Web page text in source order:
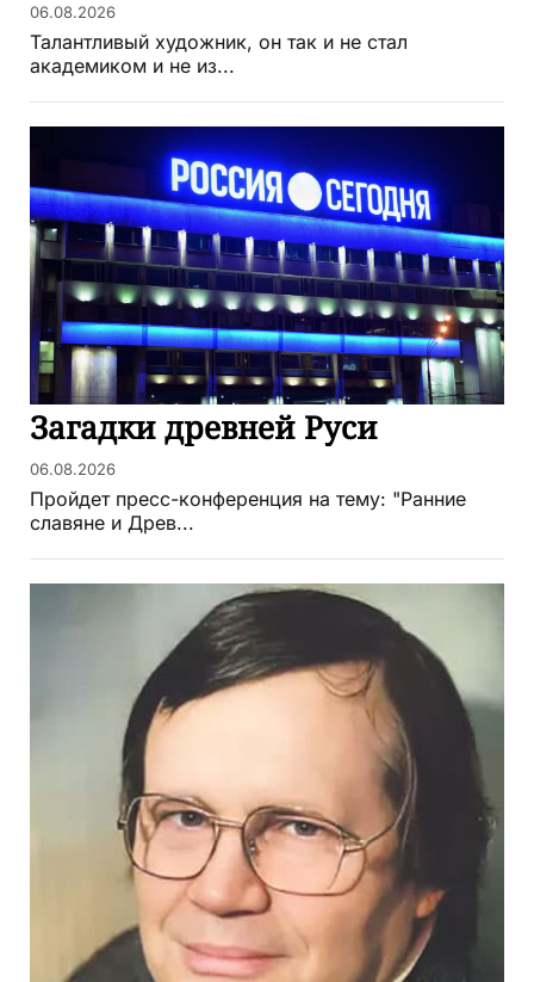
06.08.2026
Талантливый художник, он так и не стал
академиком и не из...
Загадки древней Руси
06.08.2026
Пройдет пресс-конференция на тему: "Ранние
славяне и Древ...